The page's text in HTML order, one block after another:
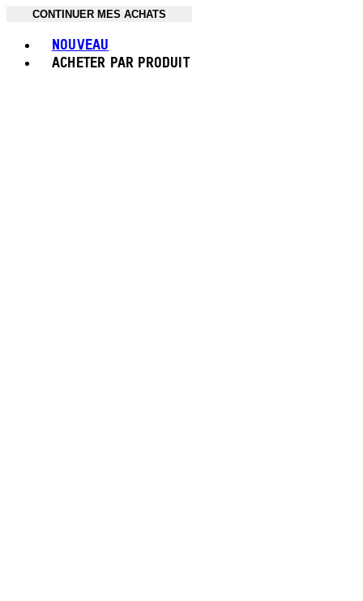
CONTINUER MES ACHATS
NOUVEAU
ACHETER PAR PRODUIT